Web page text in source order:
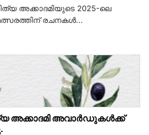
2025-ലെ
രചനകൾ...
അക്കാദമി അവാർഡുകൾക്ക്